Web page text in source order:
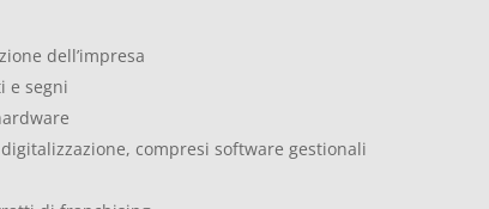
dell’impresa
e segni
compresi software gestionali